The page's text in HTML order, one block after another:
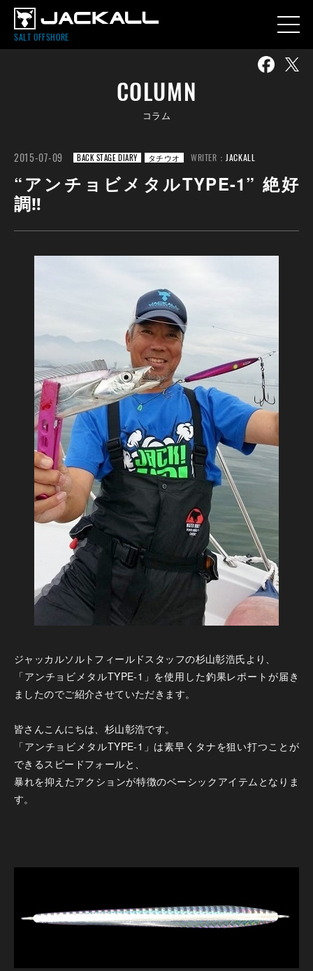
SALT OFFSHORE
COLUMN
コラム
2015-07-09 BACK STAGE DIARY タチウオ WRITER：JACKALL
“アンチョビメタルTYPE-1” 絶好
調‼
ジャッカルソルトフィールドスタッフの杉山彰浩氏より、
「アンチョビメタルTYPE-1」を使用した釣果レポートが届き
ましたのでご紹介させていただきます。
皆さんこんにちは、杉山彰浩です。
「アンチョビメタルTYPE-1」は素早くタナを狙い打つことが
できるスピードフォールと、
暴れを抑えたアクションが特徴のベーシックアイテムとなりま
す。